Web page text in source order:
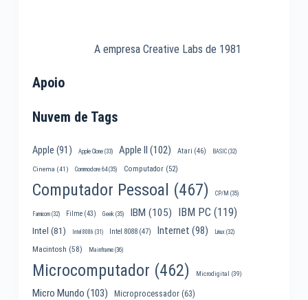
A empresa Creative Labs de 1981
Apoio
Nuvem de Tags
Apple (91) Apple Clone(33) Apple II (102) Atari (46) BASIC(32)
Cinema (41) Commodore 64(35) Computador(52)
Computador Pessoal (467) CP/M (35)
Famicom(32) Filme(43) Geek (35) IBM (105) IBM PC (119)
Intel (81) Intel 8086 (31) Intel 8088(47) Internet (98) Linux(32)
Macintosh (58) Mainframe(36)
Microcomputador (462) Microdigital (39)
Micro Mundo (103) Microprocessador(63)